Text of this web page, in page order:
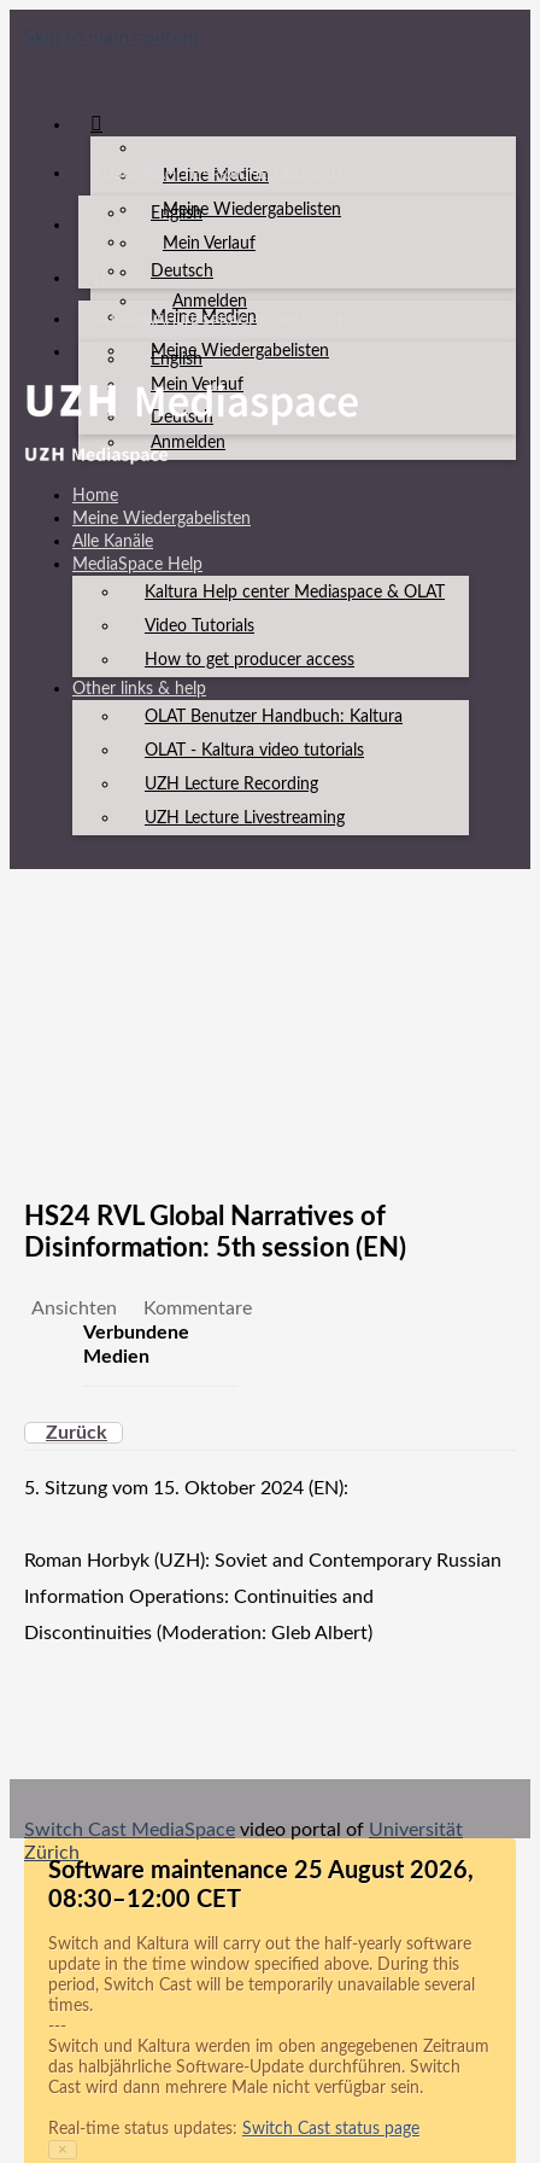
Meine Medien
Meine Wiedergabelisten
Mein Verlauf
Anmelden
AUSGEWÄHLTE SPRACHE: DEUTSCH
English
Deutsch
Meine Medien
Meine Wiedergabelisten
Mein Verlauf
Anmelden
AUSGEWÄHLTE SPRACHE: DEUTSCH
English
Deutsch
Home
Meine Wiedergabelisten
Alle Kanäle
MediaSpace Help
Kaltura Help center Mediaspace & OLAT
Video Tutorials
How to get producer access
Other links & help
OLAT Benutzer Handbuch: Kaltura
OLAT - Kaltura video tutorials
UZH Lecture Recording
UZH Lecture Livestreaming
HS24 RVL Global Narratives of
Disinformation: 5th session (EN)
Ansichten
Kommentare
Verbundene
Medien
Zurück
5. Sitzung vom 15. Oktober 2024 (EN):
Roman Horbyk (UZH): Soviet and Contemporary Russian
Information Operations: Continuities and
Discontinuities (Moderation: Gleb Albert)
Switch Cast MediaSpace video portal of Universität
Zürich
Software maintenance 25 August 2026,
08:30–12:00 CET
Switch and Kaltura will carry out the half-yearly software
update in the time window specified above. During this
period, Switch Cast will be temporarily unavailable several
times.
---
Switch und Kaltura werden im oben angegebenen Zeitraum
das halbjährliche Software-Update durchführen. Switch
Cast wird dann mehrere Male nicht verfügbar sein.
Real-time status updates: Switch Cast status page
×